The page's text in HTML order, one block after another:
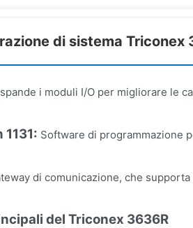
di sistema Triconex
i moduli I/O per migliorare le
Software di programmazione
di comunicazione, che
del Triconex 3636R